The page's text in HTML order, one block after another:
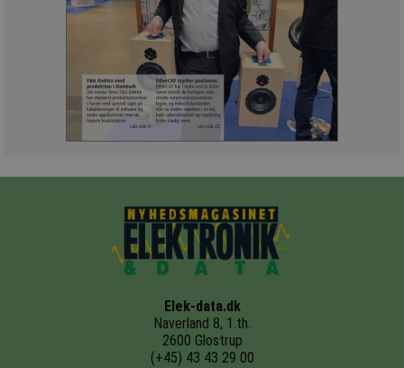
Elek-data.dk
Naverland 8, 1.th.
2600 Glostrup
(+45) 43 43 29 00